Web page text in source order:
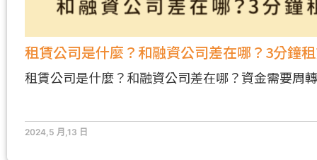
租賃公司是什麼？和融資公司差在哪？3分鐘
租賃公司是什麼？和融資公司差在哪？資金需要周
2024,5 月,13 日